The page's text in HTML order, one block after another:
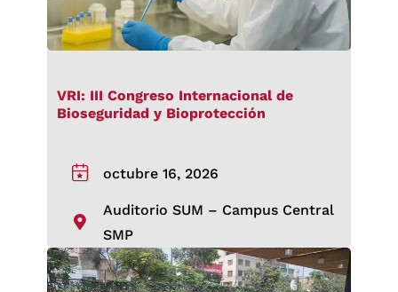
VRI: III Congreso Internacional de
Bioseguridad y Bioprotección
octubre 16, 2026
Auditorio SUM – Campus Central
SMP